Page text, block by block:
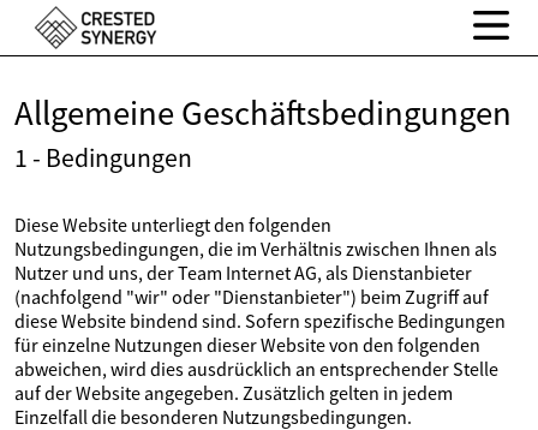
Allgemeine Geschäftsbedingungen
1 - Bedingungen
Diese Website unterliegt den folgenden
Nutzungsbedingungen, die im Verhältnis zwischen Ihnen als
Nutzer und uns, der Team Internet AG, als Dienstanbieter
(nachfolgend "wir" oder "Dienstanbieter") beim Zugriff auf
diese Website bindend sind. Sofern spezifische Bedingungen
für einzelne Nutzungen dieser Website von den folgenden
abweichen, wird dies ausdrücklich an entsprechender Stelle
auf der Website angegeben. Zusätzlich gelten in jedem
Einzelfall die besonderen Nutzungsbedingungen.